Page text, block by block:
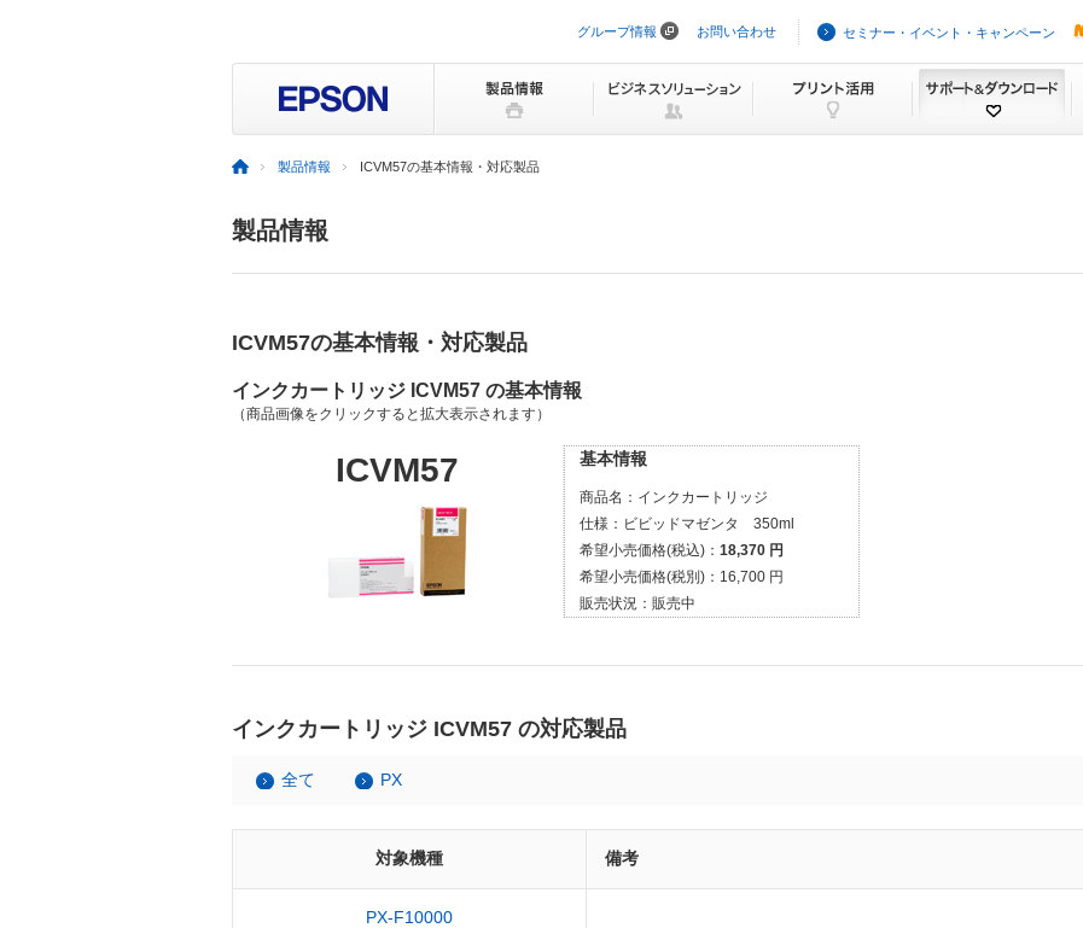
ビ
ョ
グループ情報 お問い合わせ セミナー・イベント・キャンペーン
製品情報 ICVM57の基本情報・対応製品
製品情報
ICVM57の基本情報・対応製品
インクカートリッジ ICVM57 の基本情報
（商品画像をクリックすると拡大表示されます）
ICVM57 基本情報
商品名： インクカートリッジ
仕様： ビビッドマゼンタ 350ml
希望小売価格(税込)： 18,370 円
希望小売価格(税別)： 16,700 円
販売状況： 販売中
インクカートリッジ ICVM57 の対応製品
全て PX
対象機種 備考
PX-F10000